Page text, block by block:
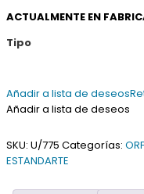
ACTUALMENTE EN
Tipo
Añadir a lista de deseos
Añadir a lista de deseos
SKU: U/775 Categorías:
ESTANDARTE